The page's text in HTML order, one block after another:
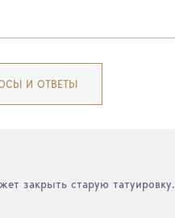
И ОТВЕТЫ
закрыть старую татуировку.